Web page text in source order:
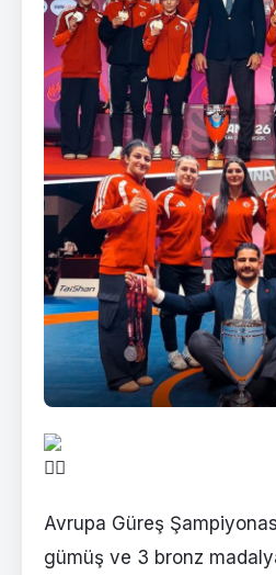
Avrupa Güreş
gümüş ve 3 bronz